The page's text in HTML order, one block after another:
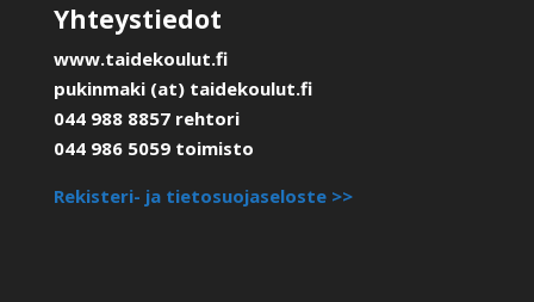
Yhteystiedot
www.taidekoulut.fi
pukinmaki (at) taidekoulut.fi
044 988 8857 rehtori
044 986 5059 toimisto
Rekisteri- ja tietosuojaseloste >>